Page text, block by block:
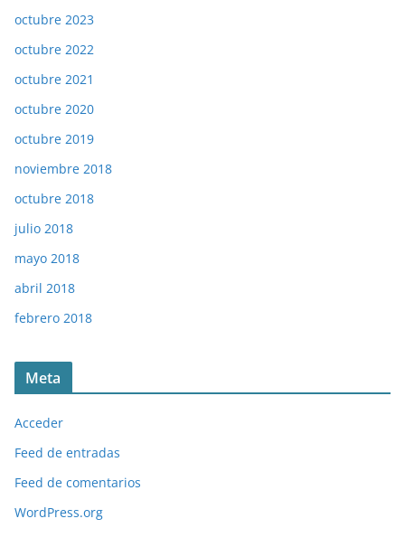
octubre 2023
octubre 2022
octubre 2021
octubre 2020
octubre 2019
noviembre 2018
octubre 2018
julio 2018
mayo 2018
abril 2018
febrero 2018
Meta
Acceder
Feed de entradas
Feed de comentarios
WordPress.org